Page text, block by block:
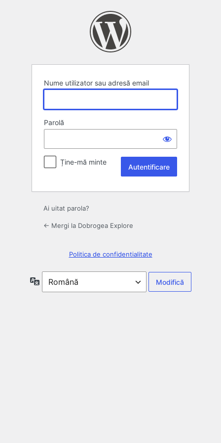
Nume utilizator sau adresă email
Parolă
Ține-mă minte
Ai uitat parola?
← Mergi la Dobrogea Explore
Politica de confidentialitate
Limbă